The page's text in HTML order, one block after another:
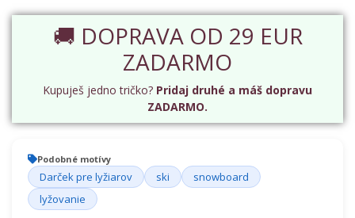
🚚 DOPRAVA OD 29 EUR
ZADARMO
Kupuješ jedno tričko? Pridaj druhé a máš dopravu
ZADARMO.
Podobné motívy
Darček pre lyžiarov ski
snowboard
lyžovanie